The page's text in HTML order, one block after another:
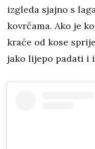
izgleda sjajno s
kovrčama. Ako je
kraće od kose
jako lijepo padati i